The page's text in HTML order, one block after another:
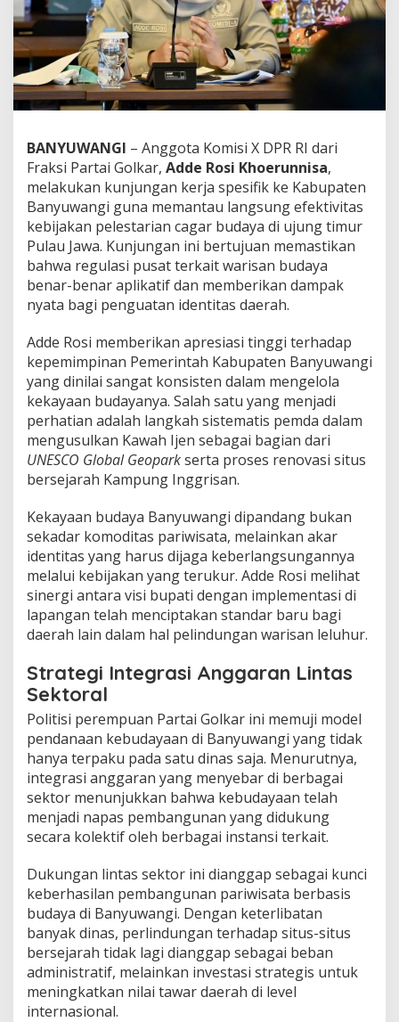
k
t
v
i
t
a
e
l
e
s
t
a
r
i
a
n
C
g
a
r
B
u
d
a
y
a
n
y
w
a
n
g
a
R
o
l
e
M
o
d
e
I
n
e
g
r
a
s
BANYUWANGI – Anggota Komisi X DPR RI dari
Fraksi Partai Golkar, Adde Rosi Khoerunnisa,
melakukan kunjungan kerja spesifik ke Kabupaten
Banyuwangi guna memantau langsung efektivitas
kebijakan pelestarian cagar budaya di ujung timur
Pulau Jawa. Kunjungan ini bertujuan memastikan
bahwa regulasi pusat terkait warisan budaya
benar-benar aplikatif dan memberikan dampak
nyata bagi penguatan identitas daerah.
​Adde Rosi memberikan apresiasi tinggi terhadap
kepemimpinan Pemerintah Kabupaten Banyuwangi
yang dinilai sangat konsisten dalam mengelola
kekayaan budayanya. Salah satu yang menjadi
perhatian adalah langkah sistematis pemda dalam
mengusulkan Kawah Ijen sebagai bagian dari
UNESCO Global Geoparkserta proses renovasi situs
bersejarah Kampung Inggrisan.
​Kekayaan budaya Banyuwangi dipandang bukan
sekadar komoditas pariwisata, melainkan akar
identitas yang harus dijaga keberlangsungannya
melalui kebijakan yang terukur. Adde Rosi melihat
sinergi antara visi bupati dengan implementasi di
lapangan telah menciptakan standar baru bagi
daerah lain dalam hal pelindungan warisan leluhur.
​Strategi Integrasi Anggaran Lintas
Sektoral
​Politisi perempuan Partai Golkar ini memuji model
pendanaan kebudayaan di Banyuwangi yang tidak
hanya terpaku pada satu dinas saja. Menurutnya,
integrasi anggaran yang menyebar di berbagai
sektor menunjukkan bahwa kebudayaan telah
menjadi napas pembangunan yang didukung
secara kolektif oleh berbagai instansi terkait.
​Dukungan lintas sektor ini dianggap sebagai kunci
keberhasilan pembangunan pariwisata berbasis
budaya di Banyuwangi. Dengan keterlibatan
banyak dinas, perlindungan terhadap situs-situs
bersejarah tidak lagi dianggap sebagai beban
administratif, melainkan investasi strategis untuk
meningkatkan nilai tawar daerah di level
internasional.